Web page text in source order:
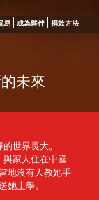
易 成為夥伴 捐款方法
未來
世界長大。
與家人住在中國
地沒有人教她手
她上學。